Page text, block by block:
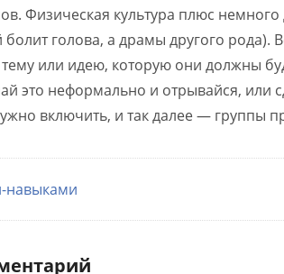
Физическая культура плюс
болит голова, а драмы другого рода).
или идею, которую они должны
это неформально и отрывайся, или
включить, и так далее — группы
навыками